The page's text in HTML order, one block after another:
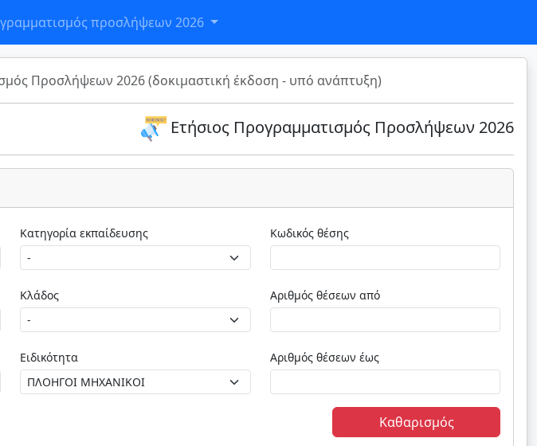
προσλήψεων 2026
Προσλήψεων 2026 (δοκιμαστική έκδοση - υπό ανάπτυξη)
Ετήσιος Προγραμματισμός Προσλήψεων 2026
Κατηγορία εκπαίδευσης
Κλάδος
Ειδικότητα
Κωδικός θέσης
Αριθμός θέσεων από
Αριθμός θέσεων έως
Καθαρισμός